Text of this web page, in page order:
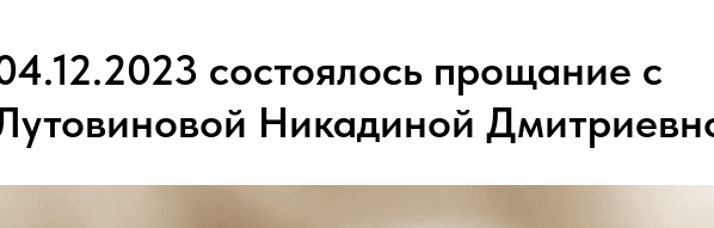
состоялось прощание с
Никадиной